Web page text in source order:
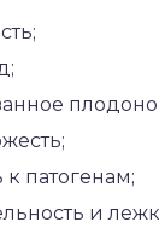
к патогенам;
и